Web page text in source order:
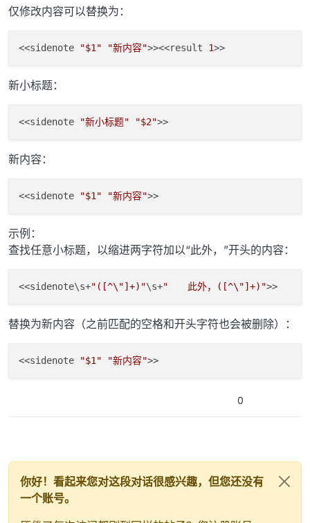
仅修改内容可以替换为：
<<sidenote "$1" "新内容">><<result 1
新小标题：
<<sidenote "新小标题" "$2"
新内容：
<<sidenote "$1" "新内容"
示例：
查找任意小标题，以缩进两字符加以“此外，”开头的内容：
<<sidenote\s+"([^\"]+)"\s+"　　此外，([^\"]+)"
替换为新内容（之前匹配的空格和开头字符也会被删除）：
<<sidenote "$1" "新内容"
0
你好！看起来您对这段对话很感兴趣，但您还没有
一个账号。